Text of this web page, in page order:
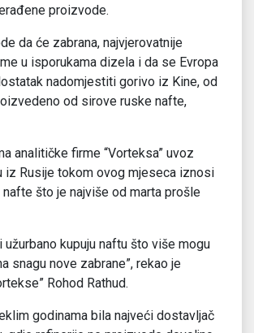
proizvode.
da će zabrana, najvjerovatnije
u isporukama dizela i da se Evropa
nadomjestiti gorivo iz Kine, od
od sirove ruske nafte,
analitičke firme “Vorteksa” uvoz
iz Rusije tokom ovog mjeseca iznosi
što je najviše od marta prošle
užurbano kupuju naftu što više mogu
snagu nove zabrane”, rekao je
Rohod Rathud.
godinama bila najveći dostavljač